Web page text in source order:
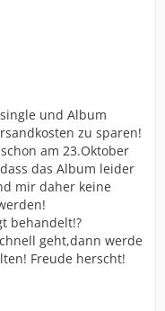
und Album
zu sparen!
am 23.Oktober
das Album leider
mir daher keine
behandelt!?
geht,dann werde
Freude herscht!